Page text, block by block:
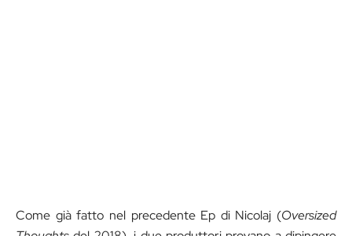
Come già fatto nel precedente Ep di Nicolaj (Oversized